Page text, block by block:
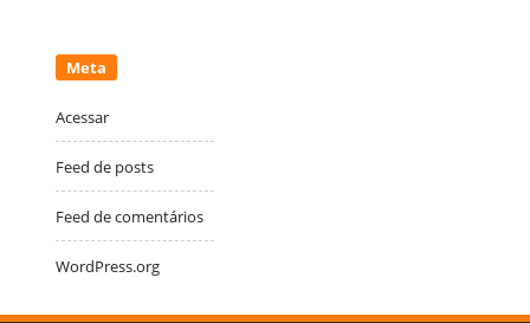
Meta
Acessar
Feed de posts
Feed de comentários
WordPress.org